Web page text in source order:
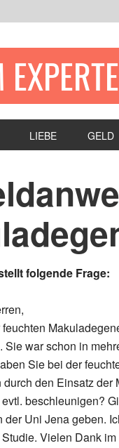
LIEBE GELD
folgende Frage:
Sie war schon in
Sie bei der
den Einsatz
beschleunigen?
Uni Jena geben.
Vielen Dank im